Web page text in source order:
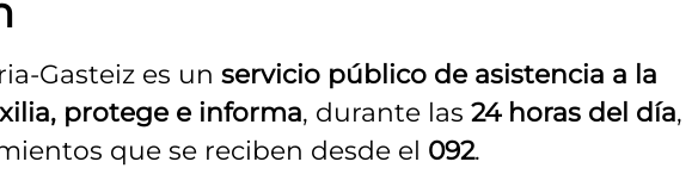
Gasteiz es un servicio público de asistencia a la
protege e informa, durante las 24 horas del día,
que se reciben desde el 092.